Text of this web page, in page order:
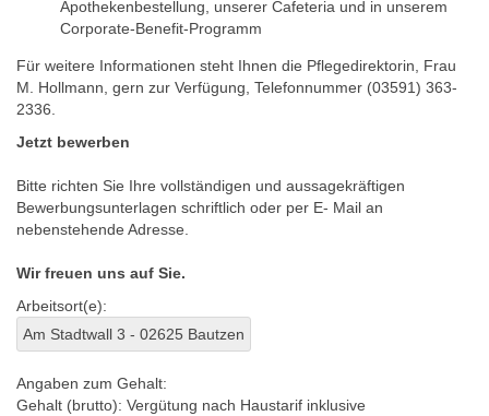
Apothekenbestellung, unserer Cafeteria und in unserem
Corporate-Benefit-Programm
Für weitere Informationen steht Ihnen die Pflegedirektorin, Frau
M. Hollmann, gern zur Verfügung, Telefonnummer (03591) 363-
2336.
Jetzt bewerben
Bitte richten Sie Ihre vollständigen und aussagekräftigen
Bewerbungsunterlagen schriftlich oder per E- Mail an
nebenstehende Adresse.
Wir freuen uns auf Sie.
Arbeitsort(e):
Am Stadtwall 3 - 02625 Bautzen
Angaben zum Gehalt:
Gehalt (brutto): Vergütung nach Haustarif inklusive